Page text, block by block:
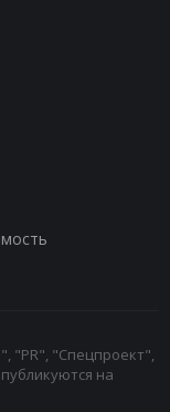
"PR", "Спецпроект",
на